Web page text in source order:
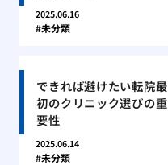
2025.06.16
未分類
できれば避けたい転院最
初のクリニック選びの重
要性
2025.06.14
未分類